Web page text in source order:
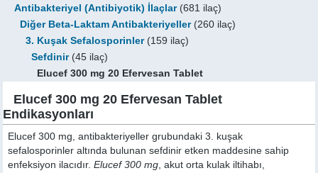
Antibakteriyel (Antibiyotik) İlaçlar(681 ilaç)
Diğer Beta-Laktam Antibakteriyeller(260 ilaç)
3. Kuşak Sefalosporinler(159 ilaç)
Sefdinir(45 ilaç)
Elucef 300 mg 20 Efervesan Tablet
Elucef 300 mg 20 Efervesan Tablet
Endikasyonları
Elucef 300 mg, antibakteriyeller grubundaki 3. kuşak
sefalosporinler altında bulunan sefdinir etken maddesine sahip
enfeksiyon ilacıdır.Elucef 300 mg, akut orta kulak iltihabı,